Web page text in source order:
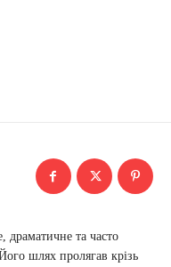
драматичне та часто
шлях пролягав крізь